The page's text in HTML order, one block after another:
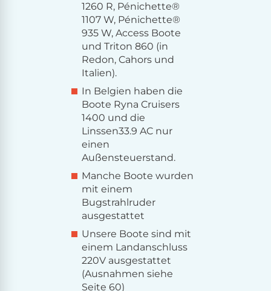
1260 R, Pénichette®
1107 W, Pénichette®
935 W, Access Boote
und Triton 860 (in
Redon, Cahors und
Italien).
In Belgien haben die
Boote Ryna Cruisers
1400 und die
Linssen33.9 AC nur
einen
Außensteuerstand.
Manche Boote wurden
mit einem
Bugstrahlruder
ausgestattet
Unsere Boote sind mit
einem Landanschluss
220V ausgestattet
(Ausnahmen siehe
Seite 60)